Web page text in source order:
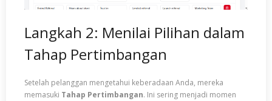
Langkah 2: Menilai Pilihan dalam
Tahap Pertimbangan
Setelah pelanggan mengetahui keberadaan Anda, mereka
memasuki Tahap Pertimbangan. Ini sering menjadi momen